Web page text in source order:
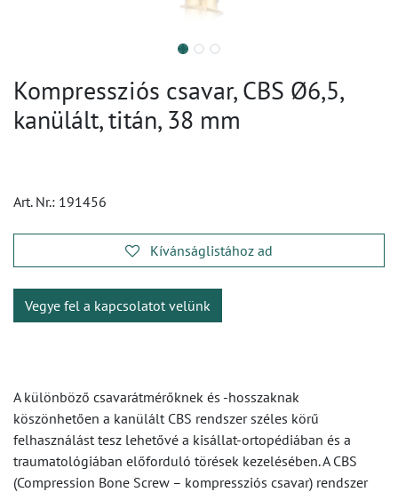
Kompressziós csavar, CBS Ø6,5,
kanülált, titán, 38 mm
Art. Nr.: 191456
Kívánságlistához ad
Vegye fel a kapcsolatot velünk
A különböző csavarátmérőknek és -hosszaknak
köszönhetően a kanülált CBS rendszer széles körű
felhasználást tesz lehetővé a kisállat-ortopédiában és a
traumatológiában előforduló törések kezelésében. A CBS
(Compression Bone Screw – kompressziós csavar) rendszer